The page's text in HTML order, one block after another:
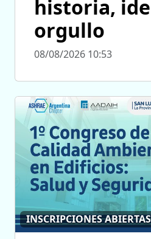
historia,
orgullo
08/08/2026 10:53
INSCRIPCIONES ABIERTAS